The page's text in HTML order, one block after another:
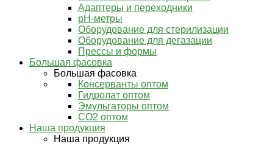
Адаптеры и переходники
pH-метры
Оборудование для стерилизации
Оборудование для дегазации
Прессы и формы
Большая фасовка
Большая фасовка
Консерванты оптом
Гидролат оптом
Эмульгаторы оптом
СО2 оптом
Наша продукция
Наша продукция